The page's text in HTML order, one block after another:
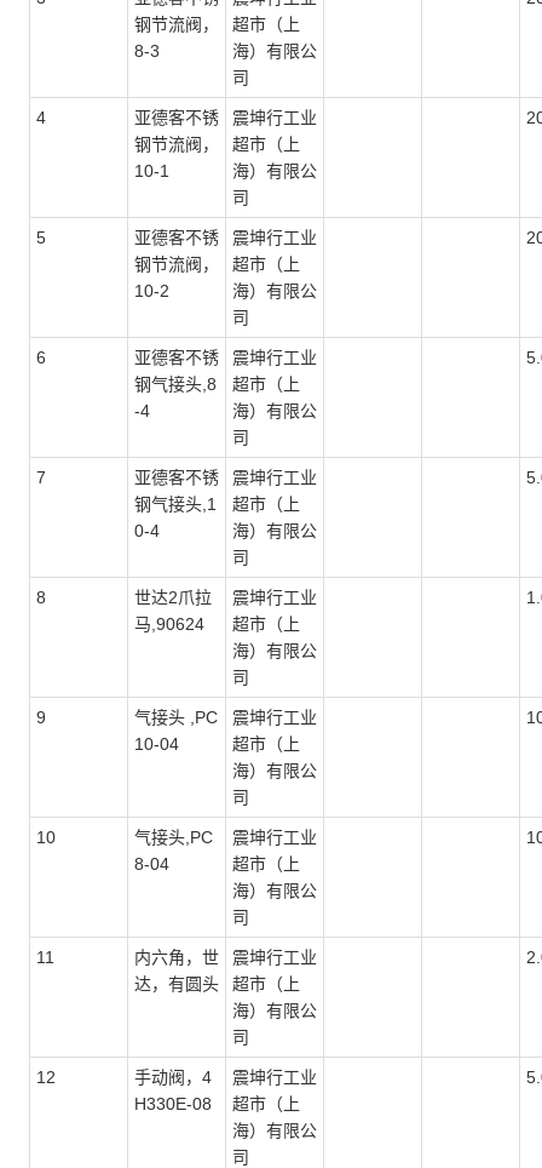
钢节流阀，
8-3
超市（上
海）有限公
司
4
亚德客不锈
钢节流阀，
10-1
震坤行工业
超市（上
海）有限公
司
5
亚德客不锈
钢节流阀，
10-2
震坤行工业
超市（上
海）有限公
司
6
亚德客不锈
钢气接头,8
-4
震坤行工业
超市（上
海）有限公
司
7
亚德客不锈
钢气接头,1
0-4
震坤行工业
超市（上
海）有限公
司
8
世达2爪拉
马,90624
震坤行工业
超市（上
海）有限公
司
9
气接头 ,PC
10-04
震坤行工业
超市（上
海）有限公
司
10
气接头,PC
8-04
震坤行工业
超市（上
海）有限公
司
11
内六角，世
达，有圆头
震坤行工业
超市（上
海）有限公
司
12
手动阀，4
H330E-08
震坤行工业
超市（上
海）有限公
司